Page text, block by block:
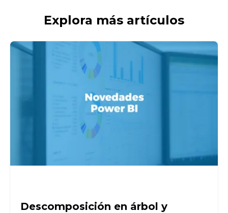
Explora más artículos
Descomposición en árbol y